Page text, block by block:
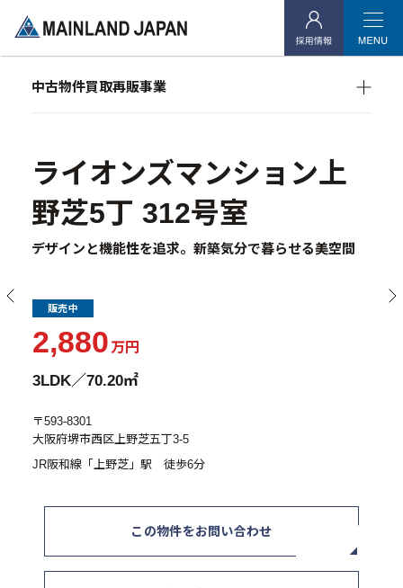
- 会社概要
- 社会貢献活動
- マンション経営をお考えの方へ
- メインランドグループの強み
- オーナーズデータ
- 物件一覧
中古物件買取再販事業
- RE:MAIN
- リノベーション物件一覧
中古物件買取再販事業
ライオンズマンション上
野芝5丁 312号室
デザインと機能性を追求。新築気分で暮らせる美空間
販売中
2,880 万円
3LDK／70.20㎡
〒593-8301
大阪府堺市西区上野芝五丁3-5
JR阪和線「上野芝」駅 徒歩6分
この物件をお問い合わせ